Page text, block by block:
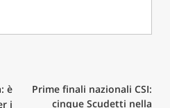
è
i
Prime finali nazionali CSI:
cinque Scudetti nella